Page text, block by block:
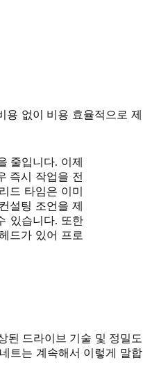
없이 비용 효율적으로 제
줄입니다. 이제
즉시 작업을 전
드 타임은 이미
설팅 조언을 제
있습니다. 또한
드가 있어 프로
된 드라이브 기술 및 정밀도
트는 계속해서 이렇게 말합